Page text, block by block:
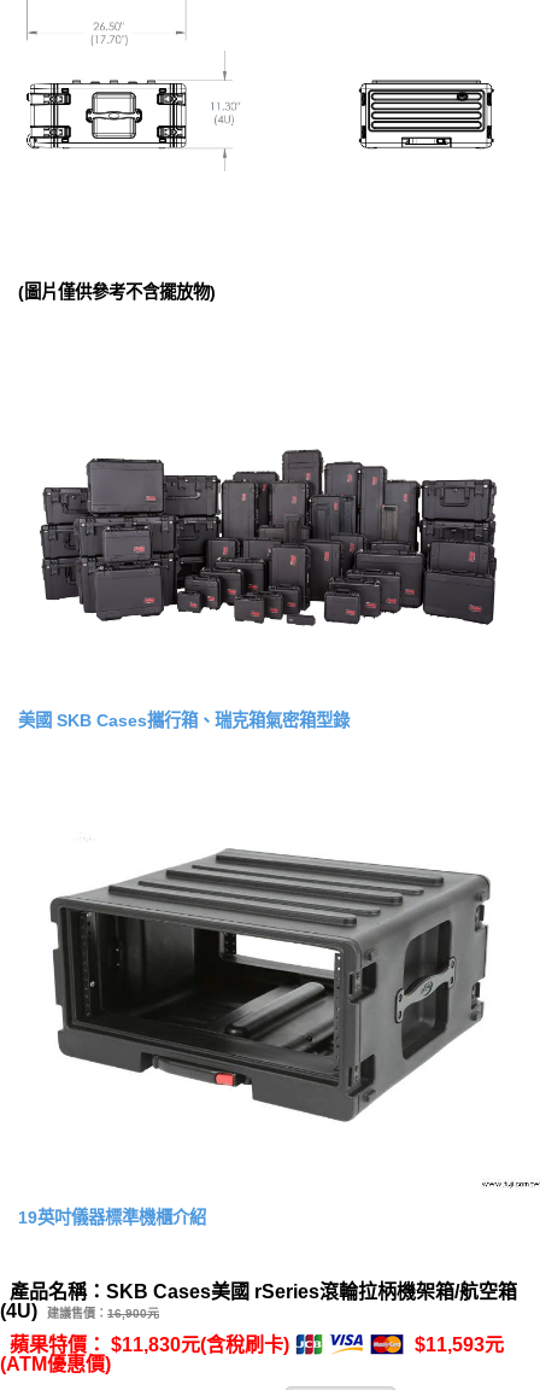
(圖片僅供參考不含擺放物)
美國 SKB Cases攜行箱、瑞克箱氣密箱型錄
19英吋儀器標準機櫃介紹
產品名稱：SKB Cases美國 rSeries滾輪拉柄機架箱/航空箱
(4U)
建議售價： 16,900元
蘋果特價： $11,830元(含稅刷卡)
$11,593元
(ATM優惠價)